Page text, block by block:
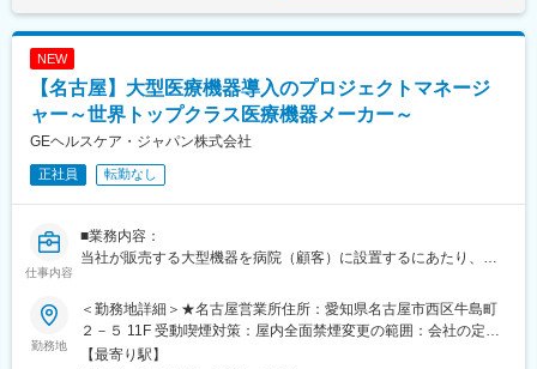
してもらう
健康に関する相談を受けていただきます。
など、人と直接関わりながら製品の魅力を伝える仕事です。
ます。
営業未経験の方でも安心して成長いただける環境です。実際に、
営業未経験からスタートした社員も多く在籍しています。商品知
ポートいただけます。また慣れるまでは同行営業いたします。
■当社の製品（一部抜粋）：
めた表記です。
NEW
【名古屋】大型医療機器導入のプロジェクトマネージ
ャー～世界トップクラス医療機器メーカー～
GEヘルスケア・ジャパン株式会社
正社員 転勤なし
仕事内容
■業務内容：
当社が販売する大型機器を病院（顧客）に設置するにあたり、施
環境整備等）を行い、必要であれば工事の見積取得をし顧客との
コミュニケーションを通して顧客の要望に沿ったプランを提案
し、営業と共闘して機器の販売活動のサポートを行う。
・Project Managementスキルを有し、受注前から売上までのプロ
勤務地
＜勤務地詳細＞★名古屋営業所住所：愛知県名古屋市西区牛島町
２－５ 11F 受動喫煙対策：屋内全面禁煙変更の範囲：会社の定め
る事業所（リモートワーク含む）
【最寄り駅】